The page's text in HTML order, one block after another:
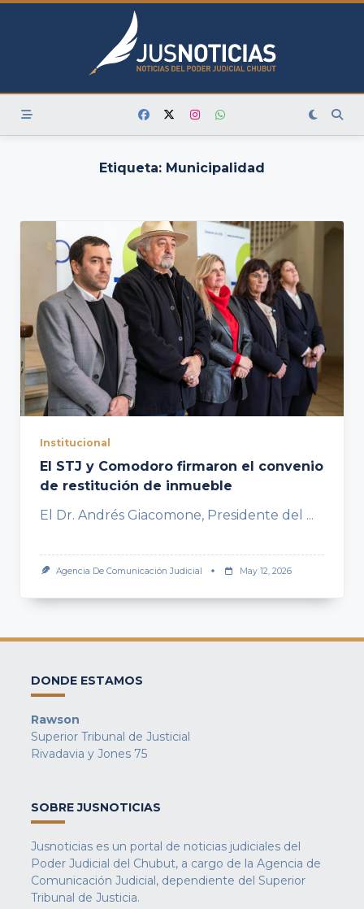
Skip
Etiqueta: Municipalidad
Institucional
El STJ y Comodoro firmaron el convenio
de restitución de inmueble
El Dr. Andrés Giacomone, Presidente del ...
Agencia De Comunicación Judicial May 12, 2026
DONDE ESTAMOS
Rawson
Superior Tribunal de Justicial
Rivadavia y Jones 75
SOBRE JUSNOTICIAS
Jusnoticias es un portal de noticias judiciales del
Poder Judicial del Chubut, a cargo de la Agencia de
Comunicación Judicial, dependiente del Superior
Tribunal de Justicia.